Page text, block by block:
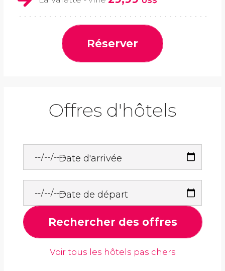
Réserver
Offres d'hôtels
Date d'arrivée
Date de départ
Rechercher des offres
Voir tous les hôtels pas chers